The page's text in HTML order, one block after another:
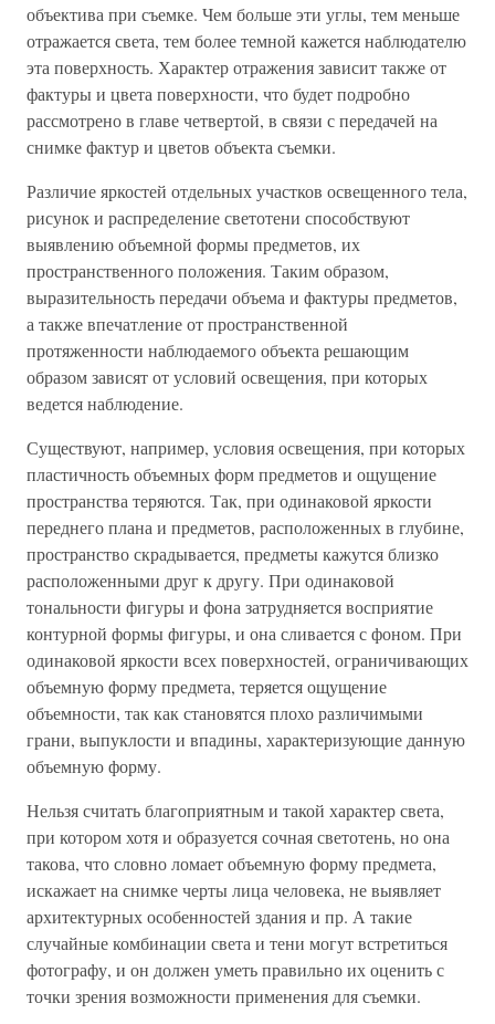
объектива при съемке. Чем больше эти углы, тем меньше
отражается света, тем более темной кажется наблюдателю
эта поверхность. Характер отражения зависит также от
фактуры и цвета поверхности, что будет подробно
рассмотрено в главе четвертой, в связи с передачей на
снимке фактур и цветов объекта съемки.
Различие яркостей отдельных участков освещенного тела,
рисунок и распределение светотени способствуют
выявлению объемной формы предметов, их
пространственного положения. Таким образом,
выразительность передачи объема и фактуры предметов,
а также впечатление от пространственной
протяженности наблюдаемого объекта решающим
образом зависят от условий освещения, при которых
ведется наблюдение.
Существуют, например, условия освещения, при которых
пластичность объемных форм предметов и ощущение
пространства теряются. Так, при одинаковой яркости
переднего плана и предметов, расположенных в глубине,
пространство скрадывается, предметы кажутся близко
расположенными друг к другу. При одинаковой
тональности фигуры и фона затрудняется восприятие
контурной формы фигуры, и она сливается с фоном. При
одинаковой яркости всех поверхностей, ограничивающих
объемную форму предмета, теряется ощущение
объемности, так как становятся плохо различимыми
грани, выпуклости и впадины, характеризующие данную
объемную форму.
Нельзя считать благоприятным и такой характер света,
при котором хотя и образуется сочная светотень, но она
такова, что словно ломает объемную форму предмета,
искажает на снимке черты лица человека, не выявляет
архитектурных особенностей здания и пр. А такие
случайные комбинации света и тени могут встретиться
фотографу, и он должен уметь правильно их оценить с
точки зрения возможности применения для съемки.